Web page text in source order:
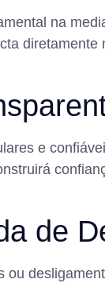
na
e
de